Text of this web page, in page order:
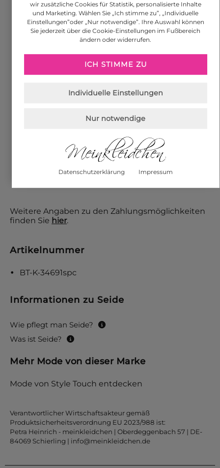
MasterCard
Google Pay
Apple Pay
Vorkasse per Überweisung
Nachnahme
Weitere Angaben zu den Zahlungsmöglichkeiten
finden Sie hier.
Artikelnummer
BT-K-34691spc
Informationen zu Seide
Wie pflegt man Seide?
Was ist Seide?
Mehr Mode von dieser Marke
Mode von Style Touch entdecken
Verantwortlicher Wirtschaftsakteur gemäß
Produktsicherheitsverordnung EU 2023/988 ist:
Petra Heinrich - meinkleidchen | Oberdeggenbach 57 | DE-
84069 Schierling | info@meinkleidchen.de
wir zusätzliche Cookies für Statistik, personalisierte Inhalte
und Marketing. Wählen Sie „Ich stimme zu”, „Individuelle
Einstellungen”oder „Nur notwendige”. Ihre Auswahl können
Sie jederzeit über die Cookie-Einstellungen im Fußbereich
ändern oder widerrufen.
ICH STIMME ZU
Individuelle Einstellungen
Nur notwendige
Datenschutzerklärung Impressum